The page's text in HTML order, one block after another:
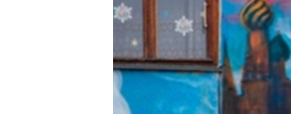
УКРАИНСКАЯ ПРОБЛЕМА КРЫМА